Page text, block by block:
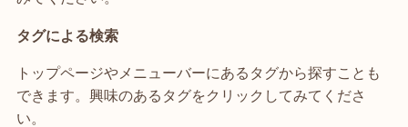
タグによる検索
トップページやメニューバーにあるタグから探すことも
できます。興味のあるタグをクリックしてみてくださ
い。